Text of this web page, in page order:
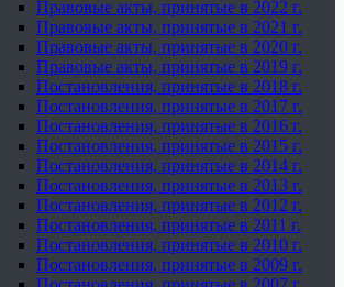
Правовые акты, принятые в 2022 г.
Правовые акты, принятые в 2021 г.
Правовые акты, принятые в 2020 г.
Правовые акты, принятые в 2019 г.
Постановления, принятые в 2018 г.
Постановления, принятые в 2017 г.
Постановления, принятые в 2016 г.
Постановления, принятые в 2015 г.
Постановления, принятые в 2014 г.
Постановления, принятые в 2013 г.
Постановления, принятые в 2012 г.
Постановления, принятые в 2011 г.
Постановления, принятые в 2010 г.
Постановления, принятые в 2009 г.